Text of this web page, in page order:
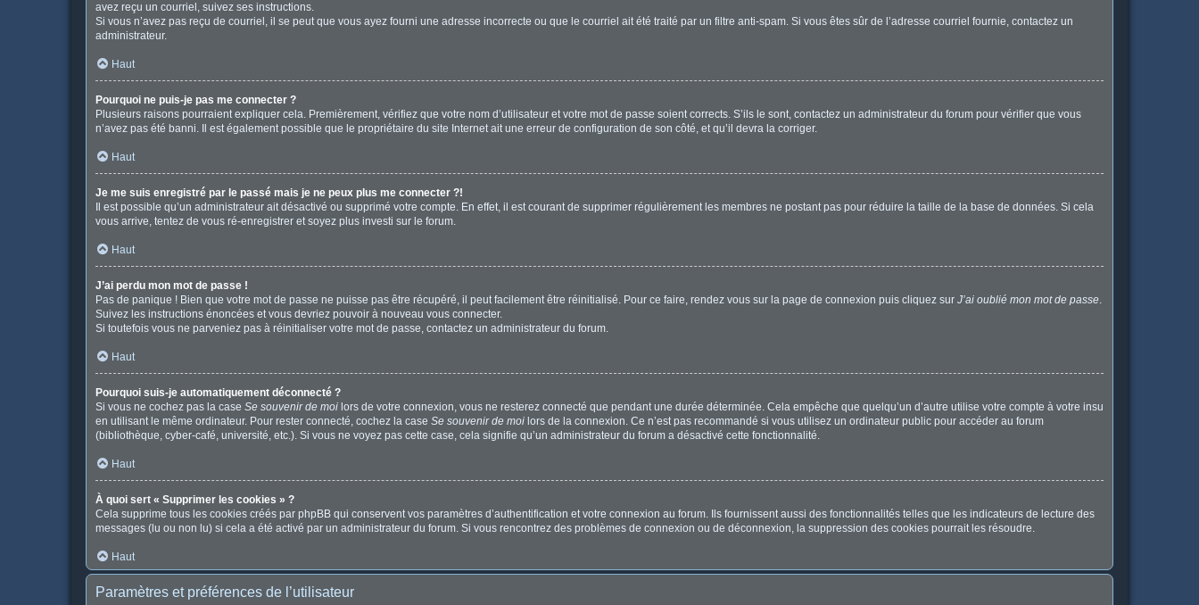
avez reçu un courriel, suivez ses instructions.
Si vous n’avez pas reçu de courriel, il se peut que vous ayez fourni une adresse incorrecte ou que le courriel ait été traité par un filtre anti-spam. Si vous êtes sûr de l’adresse courriel fournie, contactez un
administrateur.
Haut
Pourquoi ne puis-je pas me connecter ?
Plusieurs raisons pourraient expliquer cela. Premièrement, vérifiez que votre nom d’utilisateur et votre mot de passe soient corrects. S’ils le sont, contactez un administrateur du forum pour vérifier que vous
n’avez pas été banni. Il est également possible que le propriétaire du site Internet ait une erreur de configuration de son côté, et qu’il devra la corriger.
Haut
Je me suis enregistré par le passé mais je ne peux plus me connecter ?!
Il est possible qu’un administrateur ait désactivé ou supprimé votre compte. En effet, il est courant de supprimer régulièrement les membres ne postant pas pour réduire la taille de la base de données. Si cela
vous arrive, tentez de vous ré-enregistrer et soyez plus investi sur le forum.
Haut
J’ai perdu mon mot de passe !
Pas de panique ! Bien que votre mot de passe ne puisse pas être récupéré, il peut facilement être réinitialisé. Pour ce faire, rendez vous sur la page de connexion puis cliquez sur J’ai oublié mon mot de passe.
Suivez les instructions énoncées et vous devriez pouvoir à nouveau vous connecter.
Si toutefois vous ne parveniez pas à réinitialiser votre mot de passe, contactez un administrateur du forum.
Haut
Pourquoi suis-je automatiquement déconnecté ?
Si vous ne cochez pas la case Se souvenir de moi lors de votre connexion, vous ne resterez connecté que pendant une durée déterminée. Cela empêche que quelqu’un d’autre utilise votre compte à votre insu
en utilisant le même ordinateur. Pour rester connecté, cochez la case Se souvenir de moi lors de la connexion. Ce n’est pas recommandé si vous utilisez un ordinateur public pour accéder au forum
(bibliothèque, cyber-café, université, etc.). Si vous ne voyez pas cette case, cela signifie qu’un administrateur du forum a désactivé cette fonctionnalité.
Haut
À quoi sert « Supprimer les cookies » ?
Cela supprime tous les cookies créés par phpBB qui conservent vos paramètres d’authentification et votre connexion au forum. Ils fournissent aussi des fonctionnalités telles que les indicateurs de lecture des
messages (lu ou non lu) si cela a été activé par un administrateur du forum. Si vous rencontrez des problèmes de connexion ou de déconnexion, la suppression des cookies pourrait les résoudre.
Haut
Paramètres et préférences de l’utilisateur